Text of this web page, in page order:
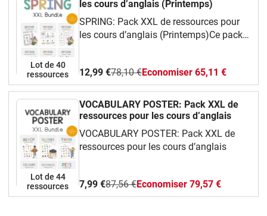
Lot de 40
ressources
les cours d’anglais (Printemps)
SPRING: Pack XXL de ressources pour
les cours d’anglais (Printemps)Ce pack
utiliser en classe d’anglais.Tu y
trouveras :Des cartes de vocabulaire
illustrées (flashcards) pour apprendre les
mots essentiels,Des jeux amusants :
Who has…?,Des fiches d’activités
différenciées, pour tous les niveaux,Des
découper pour des activités manuelles et
créatives.Ce pack permet de travailler :Le
12,99 €78,10 €Economiser 65,11 €
Lot de 44
ressources
VOCABULARY POSTER: Pack XXL de
ressources pour les cours d’anglais
VOCABULARY POSTER: Pack XXL de
ressources pour les cours d’anglais
7,99 €87,56 €Economiser 79,57 €